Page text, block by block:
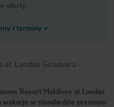
oferty:
i terminy »
at Landaa Giraavaru -
Resort Maldives at Landaa
w standardzie premium